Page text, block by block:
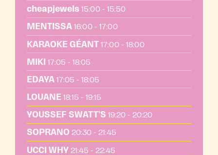
cheapjewels15:00 - 15:50
MENTISSA16:00 - 17:00
KARAOKE GÉANT17:00 - 18:00
MIKI17:05 - 18:05
EDAYA17:05 - 18:05
LOUANE18:15 - 19:15
YOUSSEF SWATT’S19:20 - 20:20
SOPRANO20:30 - 21:45
UCCI WHY21:45 - 22:45